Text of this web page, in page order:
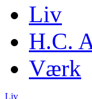
Liv
H.C.
Værk
Liv